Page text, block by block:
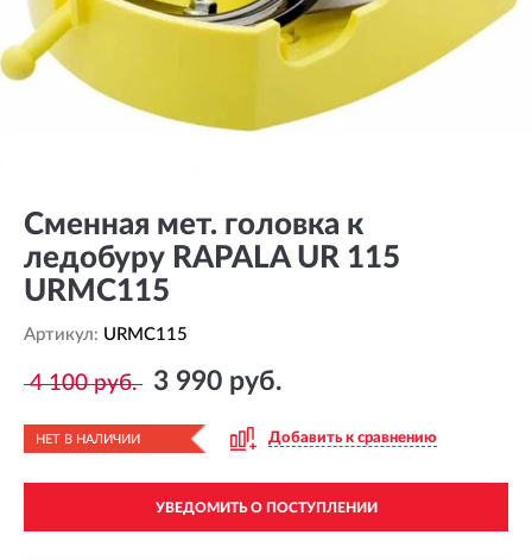
Сменная мет. головка к
ледобуру RAPALA UR 115
URMC115
Артикул: URMC115
4 100 руб. 3 990 руб.
НЕТ В НАЛИЧИИ Добавить к сравнению
УВЕДОМИТЬ О ПОСТУПЛЕНИИ